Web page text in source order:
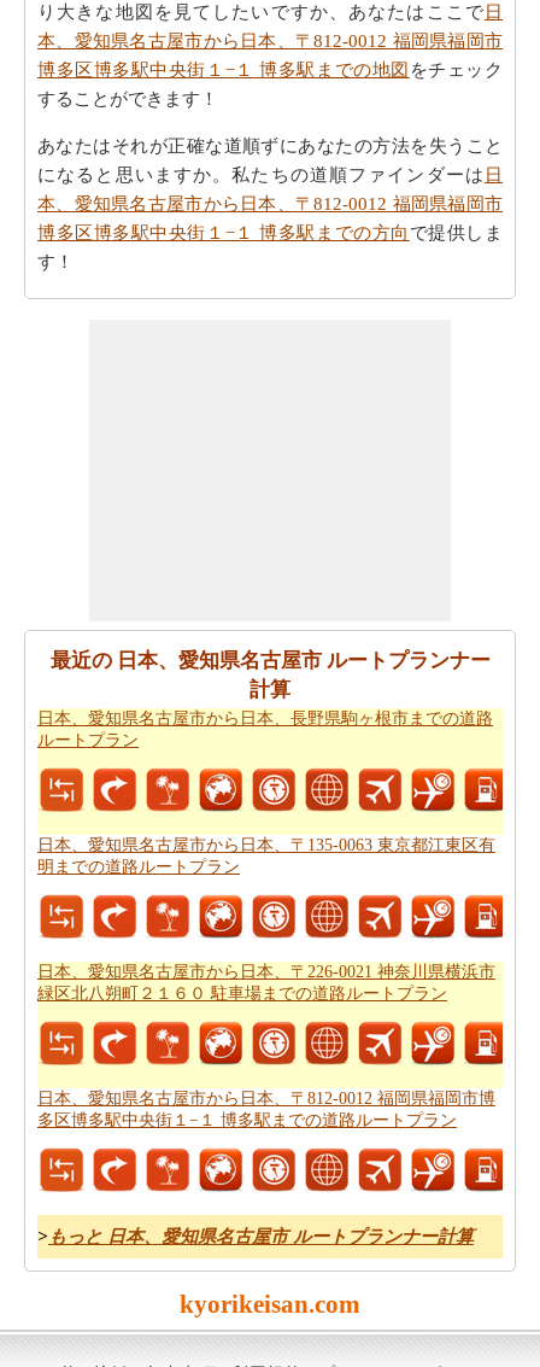
り大きな地図を見てしたいですか、あなたはここで日
本、愛知県名古屋市から日本、〒812-0012 福岡県福岡市
博多区博多駅中央街１−１ 博多駅までの地図 をチェック
することができます！
あなたはそれが正確な道順ずにあなたの方法を失うこと
になると思いますか。私たちの道順ファインダーは 日
本、愛知県名古屋市から日本、〒812-0012 福岡県福岡市
博多区博多駅中央街１−１ 博多駅までの方向 で提供しま
す！
あなたが到達するために急いでいる場合ので、あなた
は、飛行機で行くことを好みます。あなたは日本、愛知
県名古屋市と日本、〒812-0012 福岡県福岡市博多区博多
駅中央街１−１ 博多駅の間の飛行距離を知りたいです
か。あなたはまた
812-0012 福岡県福岡市博多区博多駅中央街１−１ 博多駅
までの飛行距離.
あなたは旅に時間の制約を持っていますか。 の場合、あ
いし、これのためにあなたは日本、愛知県名古屋市から
日本、〒812-0012 福岡県福岡市博多区博多駅中央街１
−１ 博多駅までの飛行時間を知っている必要がありま
す。
あなたのルートを得ることが計画された後、あなたの旅
ることが重要です。あなたはこの旅費計算機を使用して
日本、愛知県名古屋市から日本、〒812-0012 福岡県福岡
市博多区博多駅中央街１−１ 博多駅までの旅行の費用を
得ることができます。
最近の 日本、愛知県名古屋市 ルートプランナー
計算
日本、愛知県名古屋市から日本、長野県駒ヶ根市までの道路
ルートプラン
日本、愛知県名古屋市から日本、〒135-0063 東京都江東区有
明までの道路ルートプラン
日本、愛知県名古屋市から日本、〒226-0021 神奈川県横浜市
緑区北八朔町２１６０ 駐車場までの道路ルートプラン
日本、愛知県名古屋市から日本、〒812-0012 福岡県福岡市博
多区博多駅中央街１−１ 博多駅までの道路ルートプラン
> もっと 日本、愛知県名古屋市 ルートプランナー計算
kyorikeisan.com